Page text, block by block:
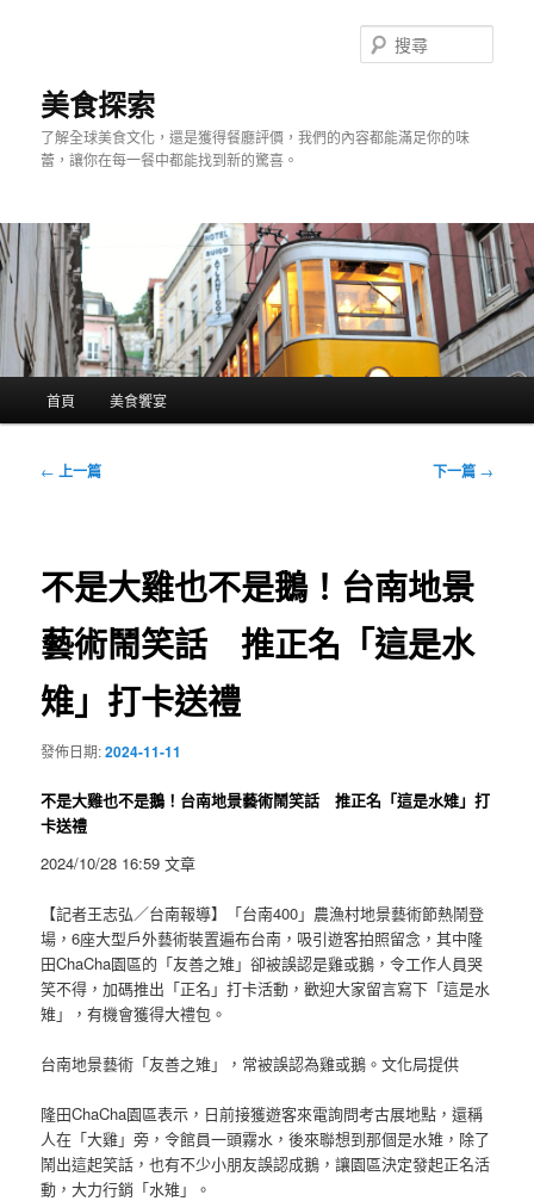
美食探索
了解全球美食文化，還是獲得餐廳評價，我們的內容都能滿足你的味
蕾，讓你在每一餐中都能找到新的驚喜。
尋
首頁 美食饗宴
文
← 上一篇 下一篇 →
不是大雞也不是鵝！台南地景
藝術鬧笑話 推正名「這是水
雉」打卡送禮
發佈日期:2024-11-11
不是大雞也不是鵝！台南地景藝術鬧笑話 推正名「這是水雉」打
卡送禮
2024/10/28 16:59 文章
【記者王志弘／台南報導】「台南400」農漁村地景藝術節熱鬧登
場，6座大型戶外藝術裝置遍布台南，吸引遊客拍照留念，其中隆
田ChaCha園區的「友善之雉」卻被誤認是雞或鵝，令工作人員哭
笑不得，加碼推出「正名」打卡活動，歡迎大家留言寫下「這是水
雉」，有機會獲得大禮包。
台南地景藝術「友善之雉」，常被誤認為雞或鵝。文化局提供
隆田ChaCha園區表示，日前接獲遊客來電詢問考古展地點，還稱
人在「大雞」旁，令館員一頭霧水，後來聯想到那個是水雉，除了
鬧出這起笑話，也有不少小朋友誤認成鵝，讓園區決定發起正名活
動，大力行銷「水雉」。